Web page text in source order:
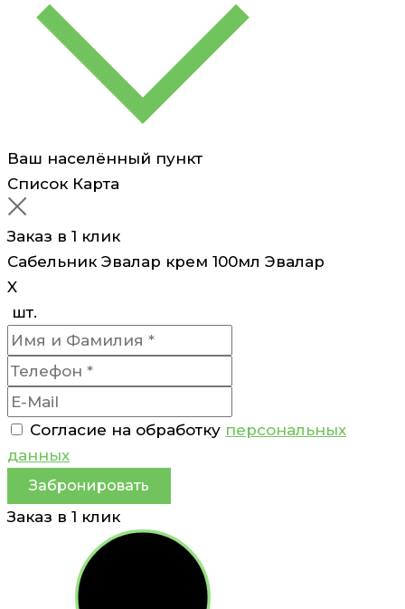
Ваш населённый пункт
Список Карта
Заказ в 1 клик
Сабельник Эвалар крем 100мл Эвалар
X
шт.
Согласие на обработку персональных
данных
Забронировать
Заказ в 1 клик